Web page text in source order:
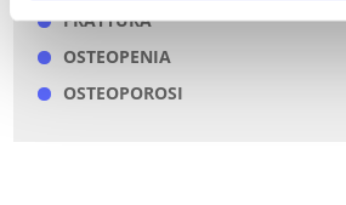
FRATTURA
OSTEOPENIA
OSTEOPOROSI